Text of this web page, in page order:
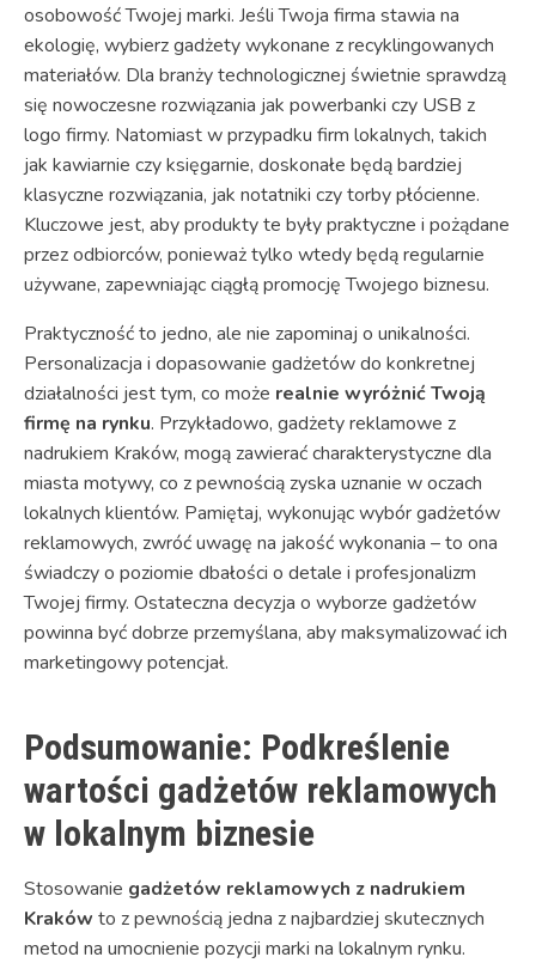
osobowość Twojej marki. Jeśli Twoja firma stawia na
ekologię, wybierz gadżety wykonane z recyklingowanych
materiałów. Dla branży technologicznej świetnie sprawdzą
się nowoczesne rozwiązania jak powerbanki czy USB z
logo firmy. Natomiast w przypadku firm lokalnych, takich
jak kawiarnie czy księgarnie, doskonałe będą bardziej
klasyczne rozwiązania, jak notatniki czy torby płócienne.
Kluczowe jest, aby produkty te były praktyczne i pożądane
przez odbiorców, ponieważ tylko wtedy będą regularnie
używane, zapewniając ciągłą promocję Twojego biznesu.
Praktyczność to jedno, ale nie zapominaj o unikalności.
Personalizacja i dopasowanie gadżetów do konkretnej
działalności jest tym, co może realnie wyróżnić Twoją
firmę na rynku. Przykładowo, gadżety reklamowe z
nadrukiem Kraków, mogą zawierać charakterystyczne dla
miasta motywy, co z pewnością zyska uznanie w oczach
lokalnych klientów. Pamiętaj, wykonując wybór gadżetów
reklamowych, zwróć uwagę na jakość wykonania – to ona
świadczy o poziomie dbałości o detale i profesjonalizm
Twojej firmy. Ostateczna decyzja o wyborze gadżetów
powinna być dobrze przemyślana, aby maksymalizować ich
marketingowy potencjał.
Podsumowanie: Podkreślenie
wartości gadżetów reklamowych
w lokalnym biznesie
Stosowanie gadżetów reklamowych z nadrukiem
Kraków to z pewnością jedna z najbardziej skutecznych
metod na umocnienie pozycji marki na lokalnym rynku.